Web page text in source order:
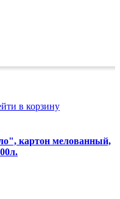
в корзину
картон мелованный,